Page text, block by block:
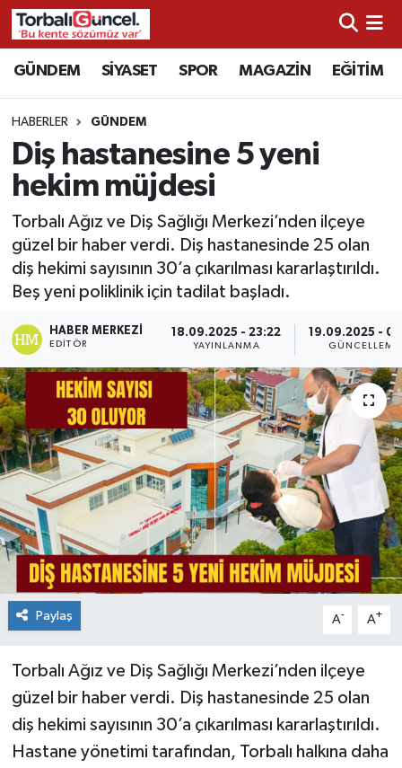
GÜNDEM SİYASET SPOR MAGAZİN EĞİTİM
HABERLER GÜNDEM
Diş hastanesine 5 yeni
hekim müjdesi
Torbalı Ağız ve Diş Sağlığı Merkezi’nden ilçeye
güzel bir haber verdi. Diş hastanesinde 25 olan
diş hekimi sayısının 30’a çıkarılması kararlaştırıldı.
Beş yeni poliklinik için tadilat başladı.
HABER MERKEZI
EDITÖR
18.09.2025 - 23:22
YAYINLANMA
19.09.2025 -
GÜNCELLEME
Paylaş A- A+
Torbalı Ağız ve Diş Sağlığı Merkezi’nden ilçeye
güzel bir haber verdi. Diş hastanesinde 25 olan
diş hekimi sayısının 30’a çıkarılması kararlaştırıldı.
Hastane yönetimi tarafından, Torbalı halkına daha
İzmir Nöbetçi Eczaneler
İzmir Hava Durumu
İzmir Namaz Vakitleri
İzmir Trafik Yoğunluk Haritası
Süper Lig Puan Durumu ve Fikstür
Tüm Manşetler
Son Dakika Haberleri
Haber Arşivi